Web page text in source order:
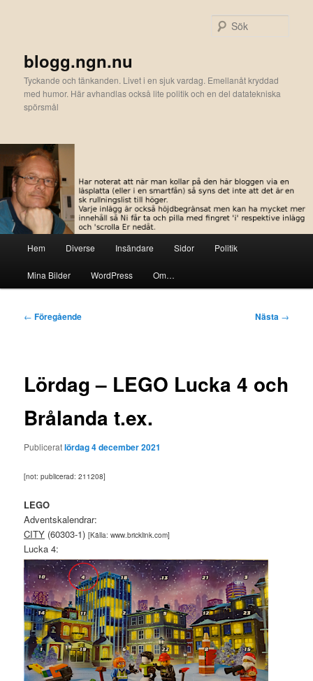
blogg.ngn.nu
Tyckande och tänkanden. Livet i en sjuk vardag. Emellanåt kryddad
med humor. Här avhandlas också lite politik och en del datatekniska
spörsmål
Hem Diverse Insändare Sidor Politik
Mina Bilder WordPress Om…
Inläggsnavigering
← Föregående Nästa →
Lördag – LEGO Lucka 4 och
Brålanda t.ex.
Publiceratlördag 4 december 2021
[not: publicerad: 211208]
LEGO
Adventskalendrar:
CITY (60303-1)[Källa: www.bricklink.com]
Lucka 4: